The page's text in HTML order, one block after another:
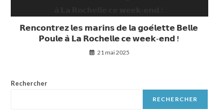
𝗥𝗲𝗻𝗰𝗼𝗻𝘁𝗿𝗲𝘇 𝗹𝗲𝘀 𝗺𝗮𝗿𝗶𝗻𝘀 𝗱𝗲 𝗹𝗮 𝗴𝗼𝗲́𝗹𝗲𝘁𝘁𝗲 𝗕𝗲𝗹𝗹𝗲
𝗣𝗼𝘂𝗹𝗲 𝗮̀ 𝗟𝗮 𝗥𝗼𝗰𝗵𝗲𝗹𝗹𝗲 𝗰𝗲 𝘄𝗲𝗲𝗸-𝗲𝗻𝗱 !
21 mai 2025
Rechercher
RECHERCHER